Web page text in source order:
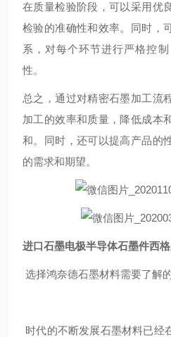
在质量检验阶段，可以采用优
检验的准确性和效率。同时，
系，对每个环节进行严格控
性。
总之，通过对精密石墨加工流
加工的效率和质量，降低成本
和。同时，还可以提高产品的
的需求和期望。
进口石墨电极半导体石墨件西
选择鸿奈德石墨材料需要了解
时代的不断发展石墨材料已经